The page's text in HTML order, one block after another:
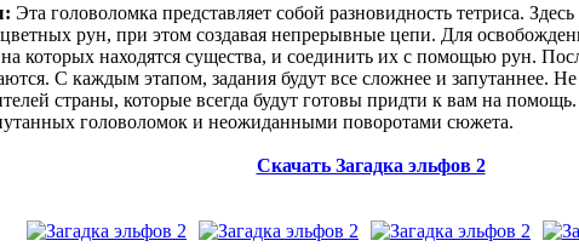
Эта головоломка представляет собой разновидность тетриса.
рун, при этом создавая непрерывные цепи. Для
которых находятся существа, и соединить их с помощью рун.
С каждым этапом, задания будут все сложнее и запутаннее. Не
страны, которые всегда будут готовы придти к вам на помощь.
головоломок и неожиданными поворотами сюжета.
Скачать Загадка эльфов 2